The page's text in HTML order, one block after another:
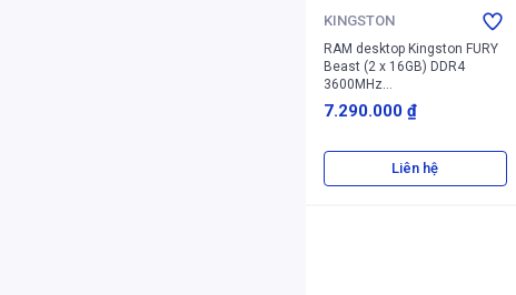
KINGSTON
RAM desktop Kingston FURY
Beast (2 x 16GB) DDR4
3600MHz
(KF436C18BBK2/32)
7.290.000 ₫
Liên hệ